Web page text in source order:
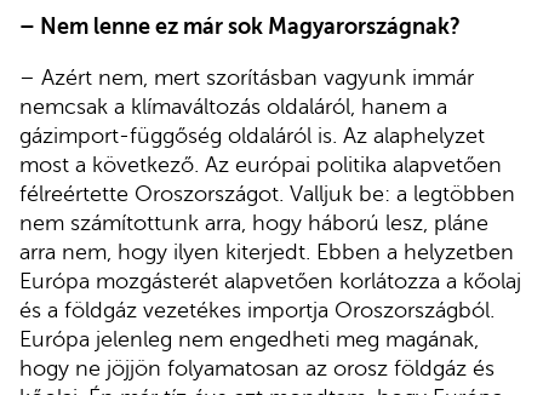
– Nem lenne ez már sok Magyarországnak?
– Azért nem, mert szorításban vagyunk immár
nemcsak a klímaváltozás oldaláról, hanem a
gázimport-függőség oldaláról is. Az alaphelyzet
most a következő. Az európai politika alapvetően
félreértette Oroszországot. Valljuk be: a legtöbben
nem számítottunk arra, hogy háború lesz, pláne
arra nem, hogy ilyen kiterjedt. Ebben a helyzetben
Európa mozgásterét alapvetően korlátozza a kőolaj
és a földgáz vezetékes importja Oroszországból.
Európa jelenleg nem engedheti meg magának,
hogy ne jöjjön folyamatosan az orosz földgáz és